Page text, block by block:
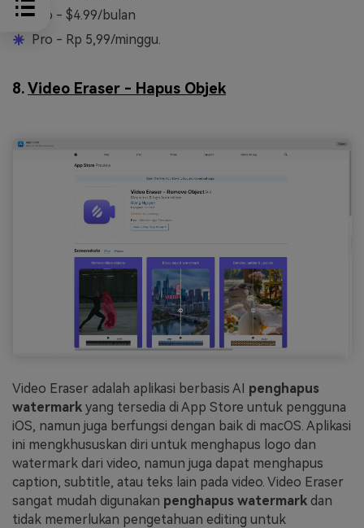
Pro - $4.99/bulan
Pro - Rp 5,99/minggu.
8.Video Eraser - Hapus Objek
Video Eraser adalah aplikasi berbasis AI penghapus
watermark yang tersedia di App Store untuk pengguna
iOS, namun juga berfungsi dengan baik di macOS. Aplikasi
ini mengkhususkan diri untuk menghapus logo dan
watermark dari video, namun juga dapat menghapus
caption, subtitle, atau teks lain pada video. Video Eraser
sangat mudah digunakan penghapus watermark dan
tidak memerlukan pengetahuan editing untuk